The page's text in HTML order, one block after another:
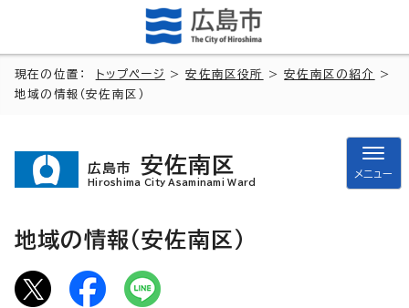
現在の位置： トップページ >安佐南区役所 >安佐南区の紹介
>
地域の情報（安佐南区）
広島市 安佐南区
Hiroshima City Asaminami Ward
メニュー
地域の情報（安佐南区）